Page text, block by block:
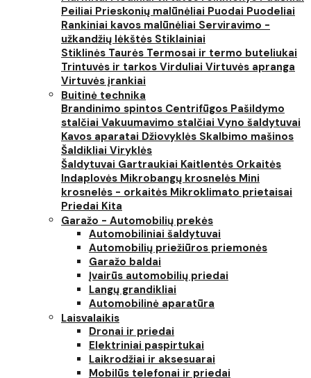
Peiliai Prieskonių malūnėliai Puodai Puodeliai
Rankiniai kavos malūnėliai Serviravimo -
užkandžių lėkštės Stiklainiai
Stiklinės Taurės Termosai ir termo buteliukai
Trintuvės ir tarkos Virduliai Virtuvės apranga
Virtuvės įrankiai
Buitinė technika
Brandinimo spintos Centrifūgos Pašildymo
stalčiai Vakuumavimo stalčiai Vyno šaldytuvai
Kavos aparatai Džiovyklės Skalbimo mašinos
Šaldikliai Viryklės
Šaldytuvai Gartraukiai Kaitlentės Orkaitės
Indaplovės Mikrobangų krosnelės Mini
krosnelės - orkaitės Mikroklimato prietaisai
Priedai Kita
Garažo - Automobilių prekės
Automobiliniai šaldytuvai
Automobilių priežiūros priemonės
Garažo baldai
Įvairūs automobilių priedai
Langų grandikliai
Automobilinė aparatūra
Laisvalaikis
Dronai ir priedai
Elektriniai paspirtukai
Laikrodžiai ir aksesuarai
Mobilūs telefonai ir priedai